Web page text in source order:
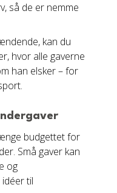
så de er nemme
kan du
hvor alle gaverne
han elsker – for
budgettet for
Små gaver kan
og
til